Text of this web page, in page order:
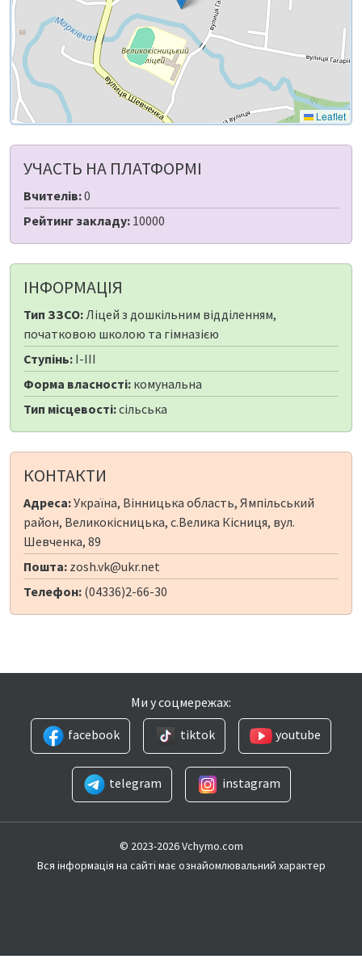
Leaflet
УЧАСТЬ НА ПЛАТФОРМІ
Вчителів:0
Рейтинг закладу: 10000
ІНФОРМАЦІЯ
Тип ЗЗСО:Ліцей з дошкільним відділенням,
початковою школою та гімназією
Ступінь: I-III
Форма власності: комунальна
Тип місцевості:сільська
КОНТАКТИ
Адреса:Україна, Вінницька область, Ямпільський
район, Великокісницька, с.Велика Кісниця, вул.
Шевченка, 89
Пошта: zosh.vk@ukr.net
Телефон: (04336)2-66-30
Ми у соцмережах:
facebook
tiktok youtube
telegram instagram
© 2023-2026 Vchymo.com
Вся інформація на сайті має ознайомлювальний характер